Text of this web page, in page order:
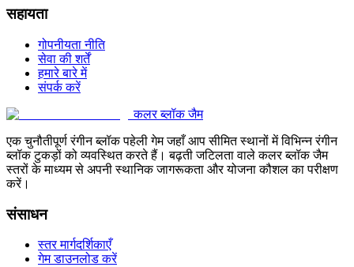
सहायता
गोपनीयता नीति
सेवा की शर्तें
हमारे बारे में
संपर्क करें
कलर ब्लॉक जैम
एक चुनौतीपूर्ण रंगीन ब्लॉक पहेली गेम जहाँ आप सीमित स्थानों में विभिन्न रंगीन
ब्लॉक टुकड़ों को व्यवस्थित करते हैं। बढ़ती जटिलता वाले कलर ब्लॉक जैम
स्तरों के माध्यम से अपनी स्थानिक जागरूकता और योजना कौशल का परीक्षण
करें।
संसाधन
स्तर मार्गदर्शिकाएँ
गेम डाउनलोड करें